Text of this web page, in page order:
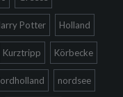
Potter Holland
Kurztripp Körbecke
nordsee